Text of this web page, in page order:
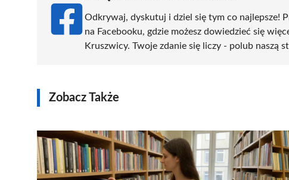
Odkrywaj, dyskutuj i dziel się tym co najlepsze!
na Facebooku, gdzie możesz dowiedzieć się
Kruszwicy. Twoje zdanie się liczy - polub naszą
Zobacz Także